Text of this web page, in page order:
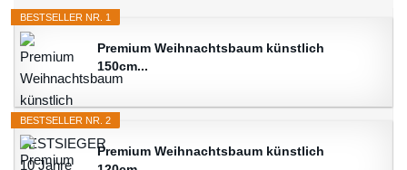
BESTSELLER NR. 1
Premium Weihnachtsbaum künstlich
150cm...
BESTSELLER NR. 2
Premium Weihnachtsbaum künstlich